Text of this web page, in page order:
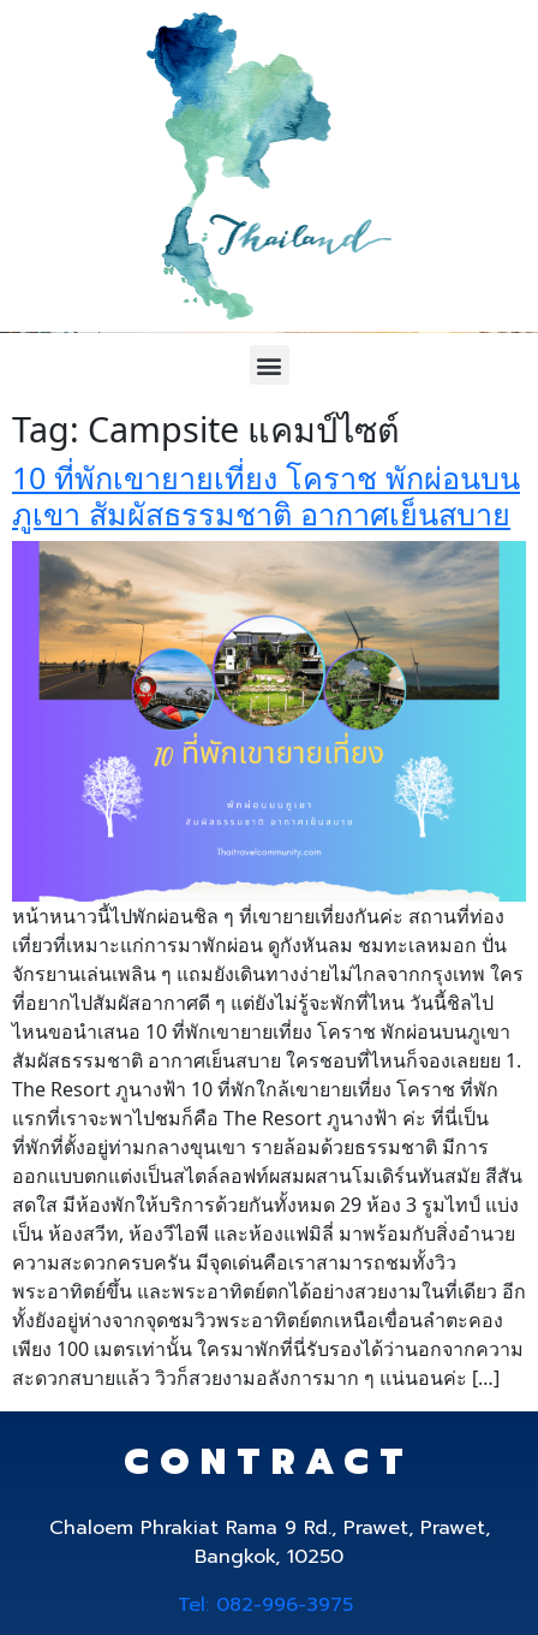
Tag: Campsite แคมป์ไซต์
10 ที่พักเขายายเที่ยง โคราช พักผ่อนบน
ภูเขา สัมผัสธรรมชาติ อากาศเย็นสบาย
หน้าหนาวนี้ไปพักผ่อนชิล ๆ ที่เขายายเที่ยงกันค่ะ สถานที่ท่อง
เที่ยวที่เหมาะแก่การมาพักผ่อน ดูกังหันลม ชมทะเลหมอก ปั่น
จักรยานเล่นเพลิน ๆ แถมยังเดินทางง่ายไม่ไกลจากกรุงเทพ ใคร
ที่อยากไปสัมผัสอากาศดี ๆ แต่ยังไม่รู้จะพักที่ไหน วันนี้ชิลไป
ไหนขอนำเสนอ 10 ที่พักเขายายเที่ยง โคราช พักผ่อนบนภูเขา
สัมผัสธรรมชาติ อากาศเย็นสบาย ใครชอบที่ไหนก็จองเลยยย 1.
The Resort ภูนางฟ้า 10 ที่พักใกล้เขายายเที่ยง โคราช ที่พัก
แรกที่เราจะพาไปชมก็คือ The Resort ภูนางฟ้า ค่ะ ที่นี่เป็น
ที่พักที่ตั้งอยู่ท่ามกลางขุนเขา รายล้อมด้วยธรรมชาติ มีการ
ออกแบบตกแต่งเป็นสไตล์ลอฟท์ผสมผสานโมเดิร์นทันสมัย สีสัน
สดใส มีห้องพักให้บริการด้วยกันทั้งหมด 29 ห้อง 3 รูมไทป์ แบ่ง
เป็น ห้องสวีท, ห้องวีไอพี และห้องแฟมิลี่ มาพร้อมกับสิ่งอำนวย
ความสะดวกครบครัน มีจุดเด่นคือเราสามารถชมทั้งวิว
พระอาทิตย์ขึ้น และพระอาทิตย์ตกได้อย่างสวยงามในที่เดียว อีก
ทั้งยังอยู่ห่างจากจุดชมวิวพระอาทิตย์ตกเหนือเขื่อนลำตะคอง
เพียง 100 เมตรเท่านั้น ใครมาพักที่นี่รับรองได้ว่านอกจากความ
สะดวกสบายแล้ว วิวก็สวยงามอลังการมาก ๆ แน่นอนค่ะ […]
CONTRACT
Chaloem Phrakiat Rama 9 Rd., Prawet, Prawet,
Bangkok, 10250
Tel: 082-996-3975